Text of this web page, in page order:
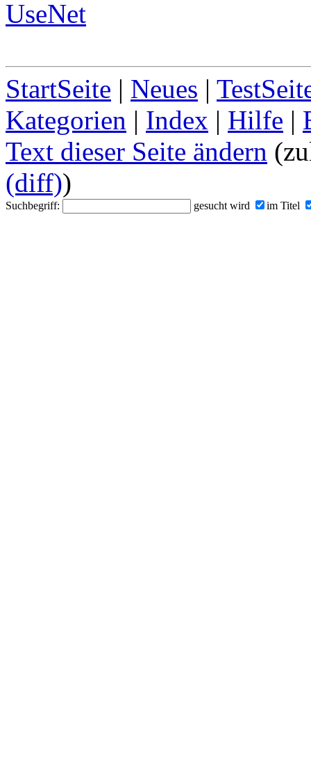
UseNet
StartSeite | Neues |
Kategorien | Index | Hilfe |
Text dieser Seite ändern
(diff))
Suchbegriff: gesucht wird im Titel